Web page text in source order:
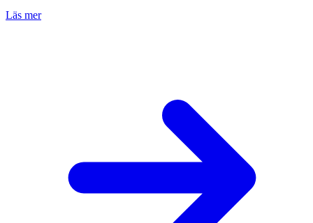
Läs mer